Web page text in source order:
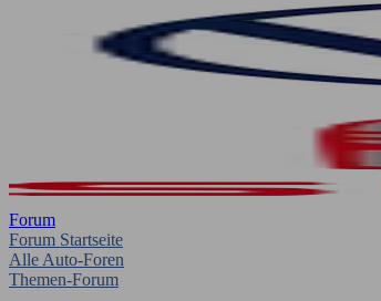
Forum
Forum Startseite
Alle Auto-Foren
Themen-Forum